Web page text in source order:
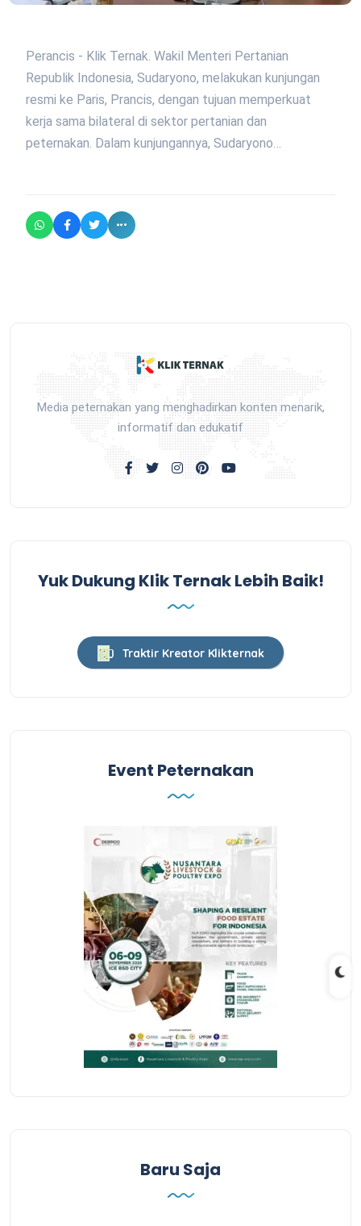
Perancis - Klik Ternak. Wakil Menteri Pertanian
Republik Indonesia, Sudaryono, melakukan kunjungan
resmi ke Paris, Prancis, dengan tujuan memperkuat
kerja sama bilateral di sektor pertanian dan
peternakan. Dalam kunjungannya, Sudaryono…
Media peternakan yang menghadirkan konten menarik,
informatif dan edukatif
Yuk Dukung Klik Ternak Lebih Baik!
Traktir Kreator Klikternak
Event Peternakan
Baru Saja